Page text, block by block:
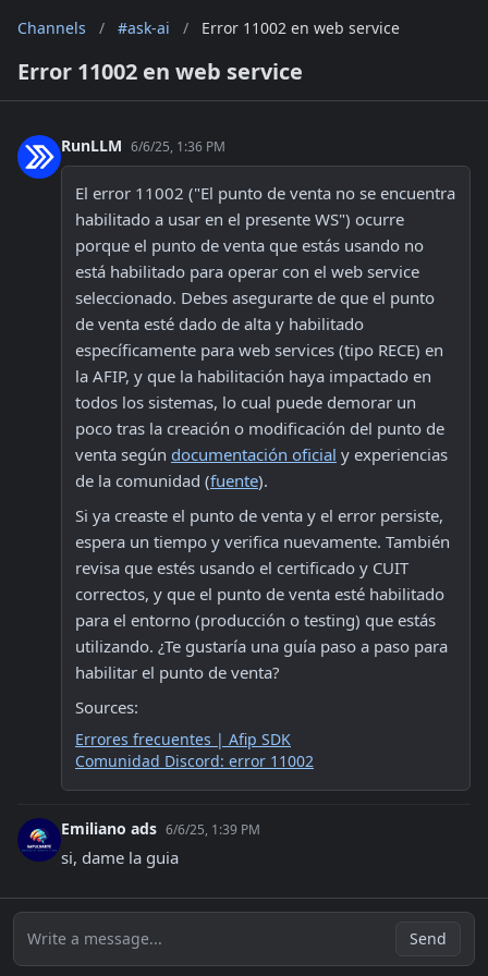
Channels / #ask-ai / Error 11002 en web service
Error 11002 en web service
RunLLM 6/6/25, 1:36 PM
El error 11002 ("El punto de venta no se encuentra
habilitado a usar en el presente WS") ocurre
porque el punto de venta que estás usando no
está habilitado para operar con el web service
seleccionado. Debes asegurarte de que el punto
de venta esté dado de alta y habilitado
específicamente para web services (tipo RECE) en
la AFIP, y que la habilitación haya impactado en
todos los sistemas, lo cual puede demorar un
poco tras la creación o modificación del punto de
venta según documentación oficial y experiencias
de la comunidad (fuente).
Si ya creaste el punto de venta y el error persiste,
espera un tiempo y verifica nuevamente. También
revisa que estés usando el certificado y CUIT
correctos, y que el punto de venta esté habilitado
para el entorno (producción o testing) que estás
utilizando. ¿Te gustaría una guía paso a paso para
habilitar el punto de venta?
Sources:
Errores frecuentes | Afip SDK
Comunidad Discord: error 11002
Emiliano ads 6/6/25, 1:39 PM
si, dame la guia
Write a message... Send